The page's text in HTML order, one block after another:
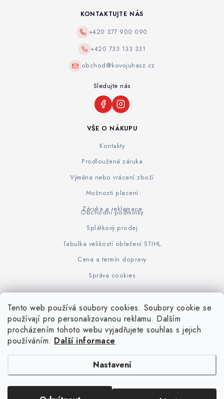
Tento web používá soubory cookies. Soubory cookie se
používají pro personalizovanou reklamu. Dalším
procházením tohoto webu vyjadřujete souhlas s jejich
používáním. Další informace
Nastavení
VŠE O NÁKUPU
Kontakty
Prodloužená záruka
Výměna nebo vrácení zboží
Možnosti placení
Záruka a reklamace
Obchodní podmínky
Splátkový prodej
Tabulka velikostí oblečení STIHL
Cena a termín dopravy
Správa cookies
KONTAKTUJTE NÁS
+420 377 900 090
+420 733 133 331
obchod@kovojuhasz.cz
Sledujte nás
www.KOVOJUHASZ.cz Výrobce STIHL STIHL Timbersport
iPloty.cz - PLETIVA A NÁŘADÍ. Všechna práva vyhrazena.